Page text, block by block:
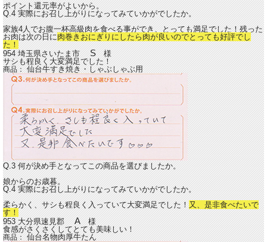
ポイント還元率がよいから。
Q.4 実際にお召し上がりになってみていかがでしたか。
家族4人でお腹一杯高級肉を食べる事ができ、とっても満足でした！残った
お肉は次の日に肉巻きおにぎりにしたら肉が良いのでとっても好評でし
た！
954 埼玉県さいたま市S様
サシも程良く大変満足でした！
商品：仙台牛すき焼き・しゃぶしゃぶ用
Q.3 何が決め手となってこの商品を選びましたか。
娘からのお歳暮。
Q.4 実際にお召し上がりになってみていかがでしたか。
柔らかく、サシも程良く入っていて大変満足でした！又、是非食べたいで
す！
953 大分県速見郡A様
食感がさくさくしてとても美味しい！
商品：仙台名物肉厚牛たん